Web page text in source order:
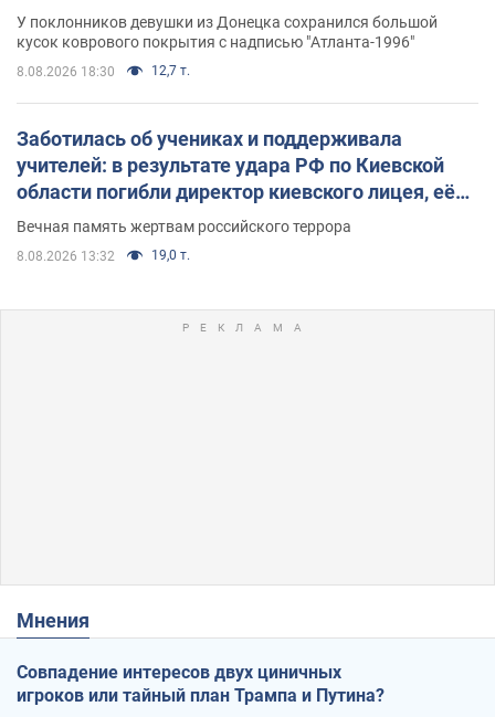
назад завоевала "золото" Олимпиады
У поклонников девушки из Донецка сохранился большой
кусок коврового покрытия с надписью "Атланта-1996"
8.08.2026 18:30 12,7 т.
Заботилась об учениках и поддерживала
учителей: в результате удара РФ по Киевской
области погибли директор киевского лицея, её
муж и внук
Вечная память жертвам российского террора
8.08.2026 13:32 19,0 т.
Мнения
Совпадение интересов двух циничных
игроков или тайный план Трампа и Путина?